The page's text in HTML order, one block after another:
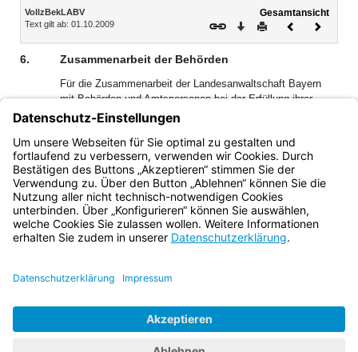
Inhalt
VollzBekLABV
Text gilt ab: 01.10.2009
Gesamtansicht
Download
DruckenVorheriges
6. Zusammenarbeit der Behörden
Für die Zusammenarbeit der Landesanwaltschaft Bayern
mit Behörden und Amtspersonen bei der Erfüllung ihrer
Aufgaben erstellt die Landesanwaltschaft im Rahmen des
§ 3 Abs. 1 AGO Leitlinien, die sie in ihrem Auftritt im
Bayerischen Behördennetz
(http://www.vgh.bybn.de/LAB/index.html) veröffentlicht.
Bayern.de
BayernPortal
Impressum